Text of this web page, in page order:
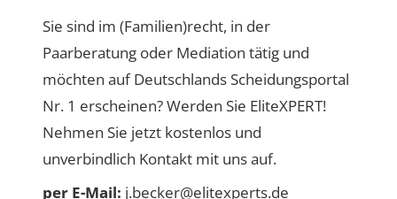
Sie sind im (Familien)recht, in der
Paarberatung oder Mediation tätig und
möchten auf Deutschlands Scheidungsportal
Nr. 1 erscheinen? Werden Sie EliteXPERT!
Nehmen Sie jetzt kostenlos und
unverbindlich Kontakt mit uns auf.
per E-Mail: j.becker@elitexperts.de